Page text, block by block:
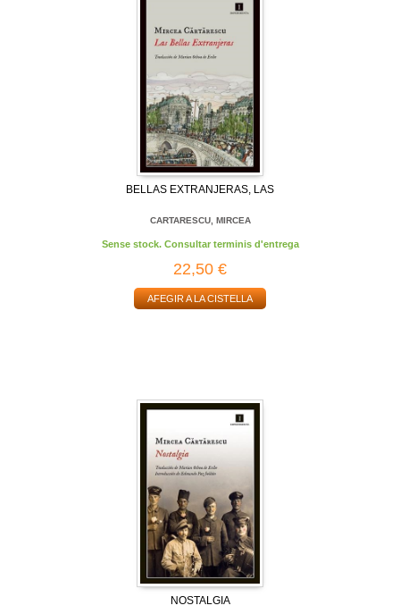
BELLAS EXTRANJERAS, LAS
CARTARESCU, MIRCEA
Sense stock. Consultar terminis d'entrega
22,50 €
AFEGIR A LA CISTELLA
NOSTALGIA